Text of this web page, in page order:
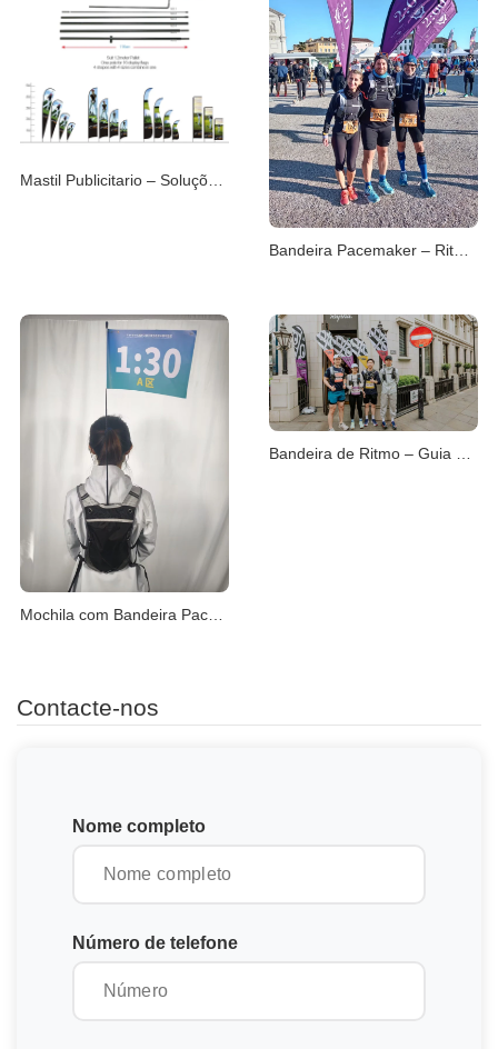
Mochila com Bandeira Pacer – Conforto e Estabilidade
Bandeira de Ritmo – Guia Visual de Pace
Contacte-nos
Nome completo
Número de telefone